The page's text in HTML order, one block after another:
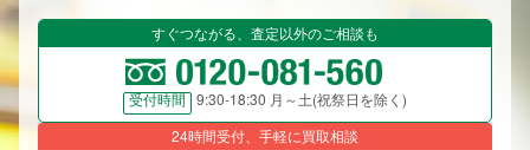
すぐつながる、査定以外のご相談も
受付時間
9:30-18:30 月～土(祝祭日を除く)
24時間受付、手軽に買取相談